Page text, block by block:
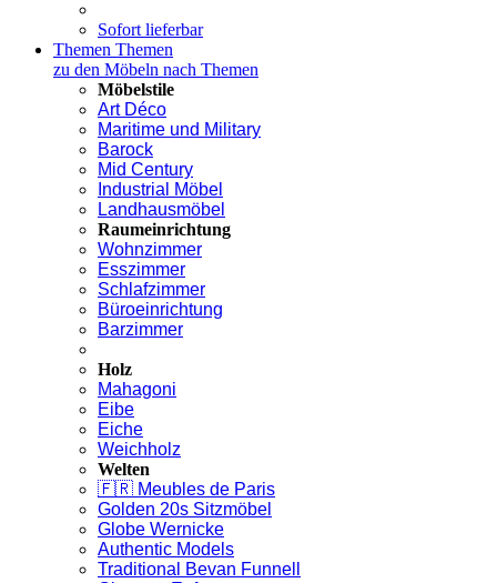
Sofort lieferbar
Themen Themen
zu den Möbeln nach Themen
Möbelstile
Art Déco
Maritime und Military
Barock
Mid Century
Industrial Möbel
Landhausmöbel
Raumeinrichtung
Wohnzimmer
Esszimmer
Schlafzimmer
Büroeinrichtung
Barzimmer
Holz
Mahagoni
Eibe
Eiche
Weichholz
Welten
🇫🇷 Meubles de Paris
Golden 20s Sitzmöbel
Globe Wernicke
Authentic Models
Traditional Bevan Funnell